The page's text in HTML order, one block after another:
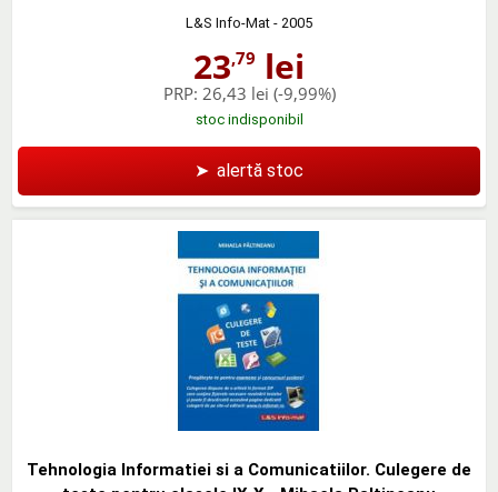
L&S Info-Mat - 2005
23,79 lei
PRP: 26,43 lei (-9,99%)
stoc indisponibil
➤ alertă stoc
Tehnologia Informatiei si a Comunicatiilor. Culegere de